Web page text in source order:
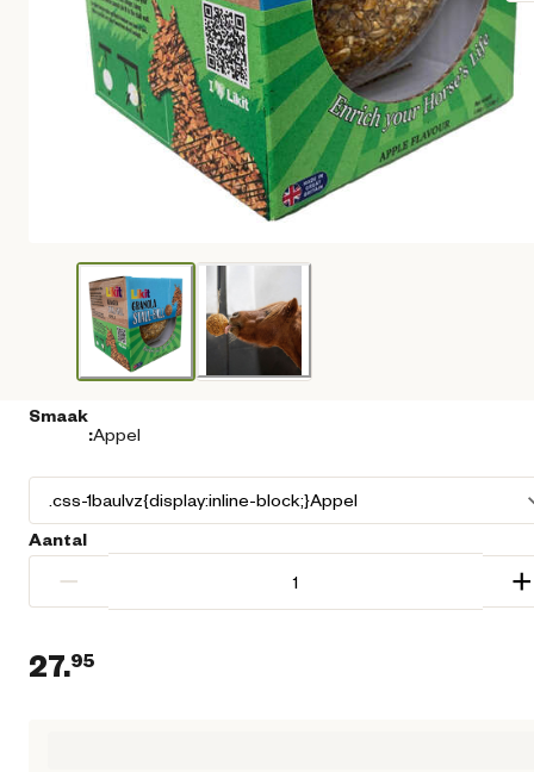
Smaak
:Appel
Aantal
− +
27.95